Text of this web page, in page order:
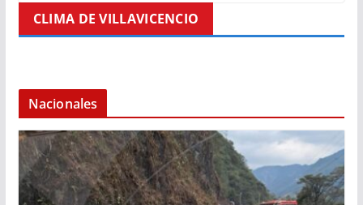
CLIMA DE VILLAVICENCIO
Nacionales